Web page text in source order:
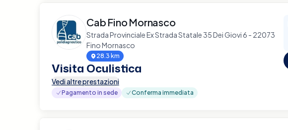
Cab Fino Mornasco
Strada Provinciale Ex Strada Statale 35 Dei Giovi 6 - 22073
Fino Mornasco
28.3 km
Visita Oculistica
Vedi altre prestazioni
Pagamento in sede Conferma immediata